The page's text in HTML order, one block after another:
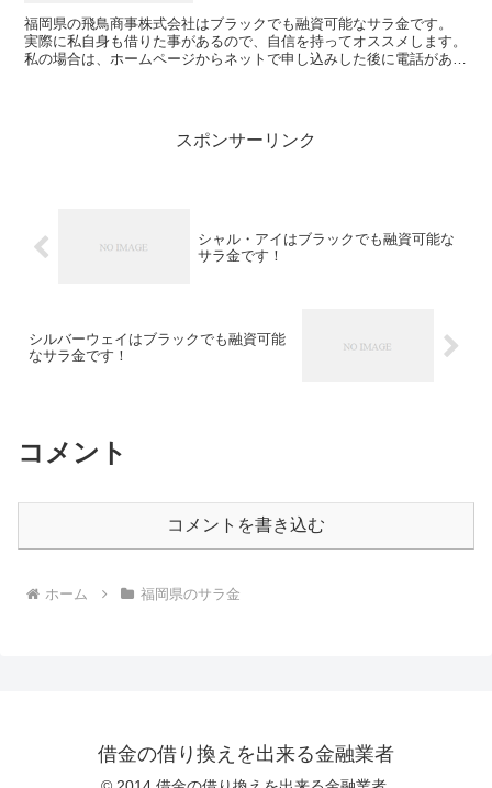
福岡県の飛鳥商事株式会社はブラックでも融資可能なサラ金です。
実際に私自身も借りた事があるので、自信を持ってオススメします。
私の場合は、ホームページからネットで申し込みした後に電話があ
スポンサーリンク
シャル・アイはブラックでも融資可能な
サラ金です！
シルバーウェイはブラックでも融資可能
なサラ金です！
コメント
コメントを書き込む
ホーム 福岡県のサラ金
借金の借り換えを出来る金融業者